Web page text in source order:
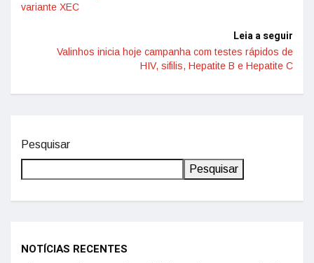
variante XEC
Leia a seguir
Valinhos inicia hoje campanha com testes rápidos de
HIV, sifilis, Hepatite B e Hepatite C
Pesquisar
Pesquisar
NOTÍCIAS RECENTES